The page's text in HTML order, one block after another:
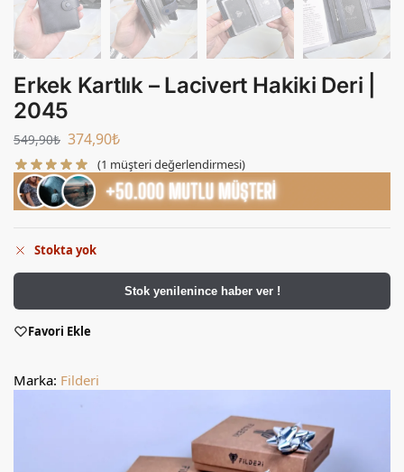
Erkek Kartlık – Lacivert Hakiki Deri |
2045
549,90₺ 374,90₺
(1 müşteri değerlendirmesi)
Stokta yok
Stok yenilenince haber ver !
Favori Ekle
Marka: Filderi